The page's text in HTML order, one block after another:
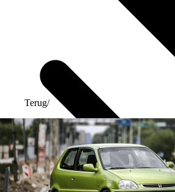
Terug/